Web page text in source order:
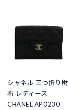
シャネル 三つ折り財
布 レディース
CHANEL AP0230